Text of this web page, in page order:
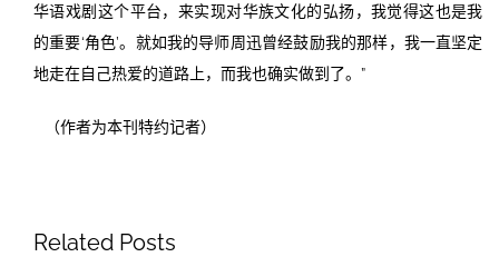
华语戏剧这个平台，来实现对华族文化的弘扬，我觉得这也是我
的重要‘角色’。就如我的导师周迅曾经鼓励我的那样，我一直坚定
地走在自己热爱的道路上，而我也确实做到了。”
（作者为本刊特约记者）
Related Posts